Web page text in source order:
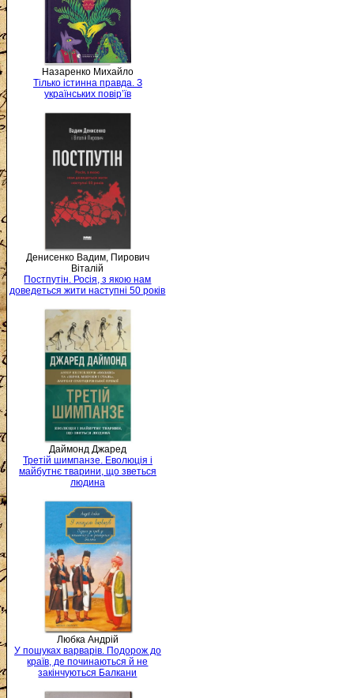
Назаренко Михайло
Тілько істинна правда. З
українських повір’їв
Денисенко Вадим, Пирович
Віталій
Постпутін. Росія, з якою нам
доведеться жити наступні 50 років
Даймонд Джаред
Третій шимпанзе. Еволюція і
майбутнє тварини, що зветься
людина
Любка Андрій
У пошуках варварів. Подорож до
країв, де починаються й не
закінчуються Балкани